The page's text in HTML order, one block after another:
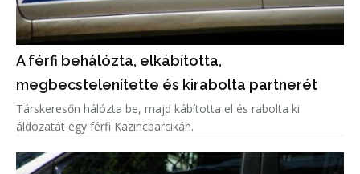
A férfi behálózta, elkábította,
megbecstelenítette és kirabolta partnerét
Társkeresőn hálózta be, majd kábította el és rabolta ki
áldozatát egy férfi Kazincbarcikán.